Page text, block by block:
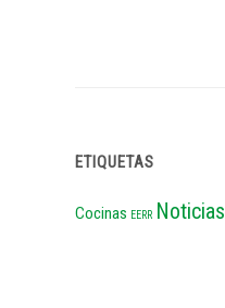
ETIQUETAS
Cocinas EERR Noticias